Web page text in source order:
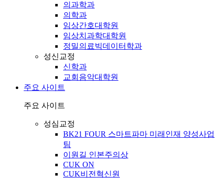
의과학과
의학과
임상간호대학원
임상치과학대학원
정밀의료빅데이터학과
성신교정
신학과
교회음악대학원
주요 사이트
주요 사이트
성심교정
BK21 FOUR 스마트파마 미래인재 양성사업
팀
이원길 인본주의상
CUK ON
CUK비전혁신원